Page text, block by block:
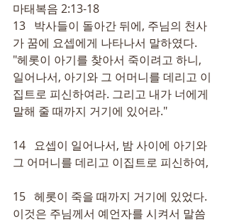
마태복음 2:13-18
13   박사들이 돌아간 뒤에, 주님의 천사
가 꿈에 요셉에게 나타나서 말하였다.
"헤롯이 아기를 찾아서 죽이려고 하니,
일어나서, 아기와 그 어머니를 데리고 이
집트로 피신하여라. 그리고 내가 너에게
말해 줄 때까지 거기에 있어라."
14   요셉이 일어나서, 밤 사이에 아기와
그 어머니를 데리고 이집트로 피신하여,
15   헤롯이 죽을 때까지 거기에 있었다.
이것은 주님께서 예언자를 시켜서 말씀